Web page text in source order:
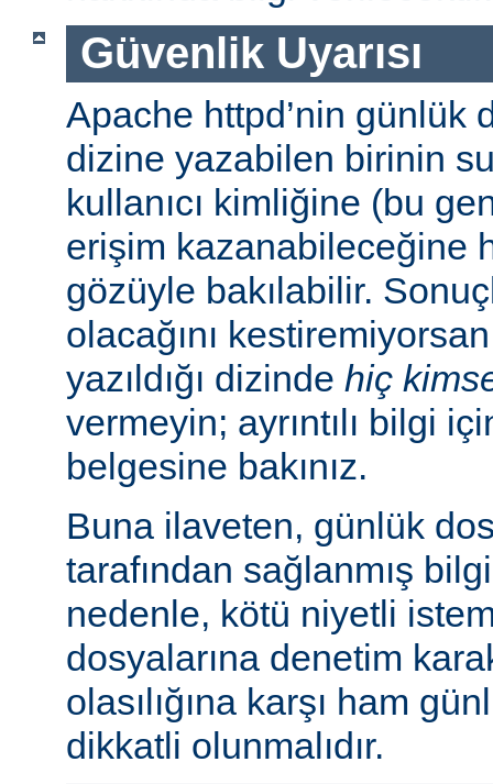
Güvenlik Uyarısı
Apache httpd’nin günlük
dizine yazabilen birinin
kullanıcı kimliğine (bu
erişim kazanabileceğine
gözüyle bakılabilir.
olacağını
yazıldığı dizinde hiç
vermeyin; ayrıntılı bilgi
belgesine bakınız.
Buna ilaveten, günlük
tarafından sağlanmış
nedenle, kötü niyetli
dosyalarına denetim
olasılığına karşı ham
dikkatli olunmalıdır.